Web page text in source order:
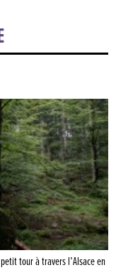
tour à travers l’Alsace en